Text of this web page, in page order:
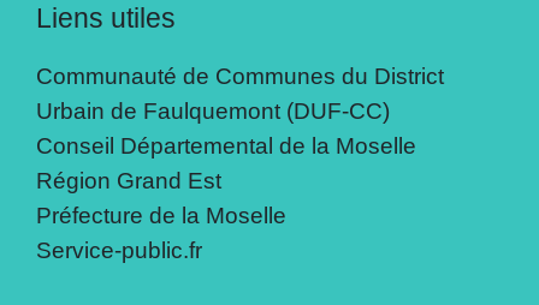
Liens utiles
Communauté de Communes du District
Urbain de Faulquemont (DUF-CC)
Conseil Départemental de la Moselle
Région Grand Est
Préfecture de la Moselle
Service-public.fr